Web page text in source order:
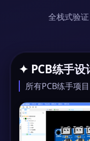
全栈式验证
✦ PCB练手设
所有PCB练手项目